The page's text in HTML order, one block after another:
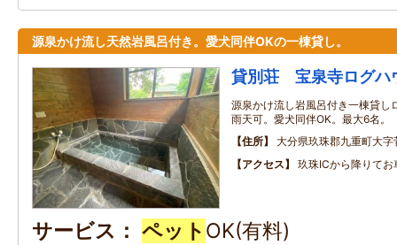
源泉かけ流し天然岩風呂付き。愛犬同伴OKの一棟貸し。
貸別荘 宝泉寺ログハ
源泉かけ流し岩風呂付き一棟貸し
雨天可。愛犬同伴OK。最大6名。
住所
大分県玖珠郡九重町大
アクセス
玖珠ICから降りてお
サービス ペット OK(有料)